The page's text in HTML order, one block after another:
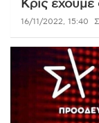
Κρις έχουμε
16/11/2022, 15:40